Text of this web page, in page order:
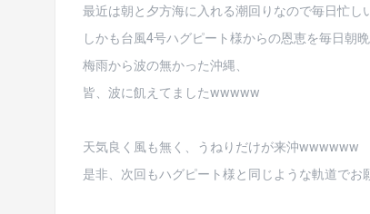
最近は朝と夕方海に入れる潮回りなので毎日忙し
しかも台風4号ハグピート様からの恩恵を毎日朝
梅雨から波の無かった沖縄、
皆、波に飢えてましたwwwww
天気良く風も無く、うねりだけが来沖wwwwww
是非、次回もハグピート様と同じような軌道でお